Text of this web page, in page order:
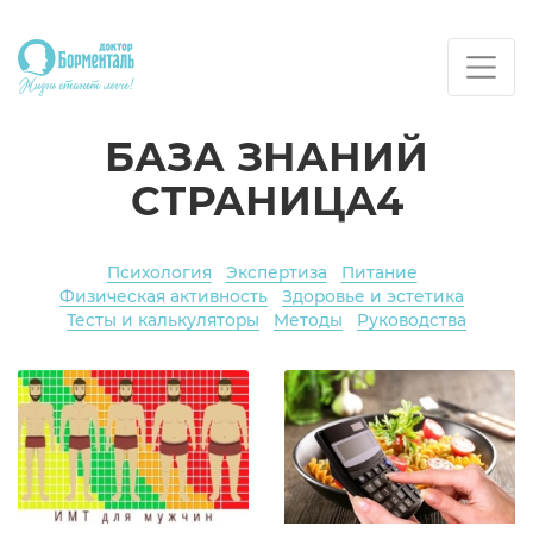
БАЗА ЗНАНИЙ
СТРАНИЦА4
Психология Экспертиза
Питание
Физическая активность
Здоровье и эстетика
Тесты и калькуляторы
Методы Руководства